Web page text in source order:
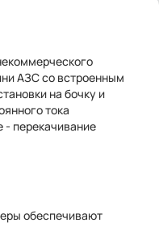
АЗС со встроенным
на бочку и
тока
- перекачивание
обеспечивают